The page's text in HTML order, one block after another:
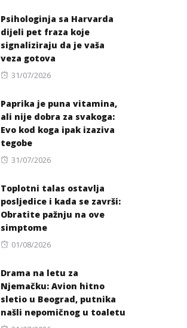
Psihologinja sa Harvarda
dijeli pet fraza koje
signaliziraju da je vaša
veza gotova
Posted
31/07/2026
Paprika je puna vitamina,
ali nije dobra za svakoga:
Evo kod koga ipak izaziva
tegobe
Posted
31/07/2026
Toplotni talas ostavlja
posljedice i kada se završi:
Obratite pažnju na ove
simptome
Posted
01/08/2026
Drama na letu za
Njemačku: Avion hitno
sletio u Beograd, putnika
našli nepomičnog u toaletu